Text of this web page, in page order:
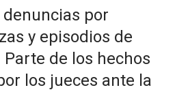
por
y episodios de
de los hechos
los jueces ante la